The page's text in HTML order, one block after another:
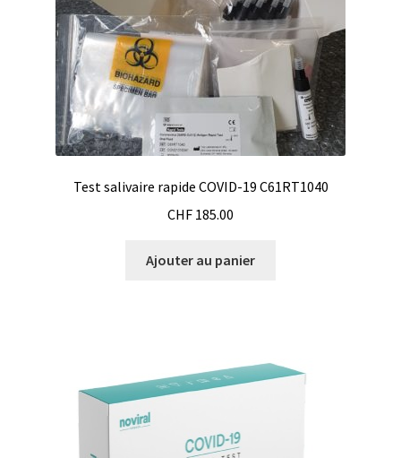
Analyse des antibiotiques
Analyse des gaz
Analyse des toxines
Analyse du lait
Armoires antidéflagrantes EX
Test salivaire rapide COVID-19 C61RT1040
CHF 185.00
Ajouter au panier